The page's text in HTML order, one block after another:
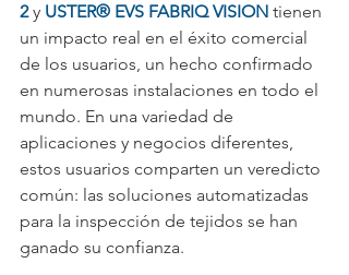
2 y USTER® EVS FABRIQ VISION tienen
un impacto real en el éxito comercial
de los usuarios, un hecho confirmado
en numerosas instalaciones en todo el
mundo. En una variedad de
aplicaciones y negocios diferentes,
estos usuarios comparten un veredicto
común: las soluciones automatizadas
para la inspección de tejidos se han
ganado su confianza.